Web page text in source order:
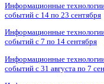
Информационные
событий с 14 по 23 сентября
Информационные
событий с 7 по 14 сентября
Информационные
событий с 31 августа по 7